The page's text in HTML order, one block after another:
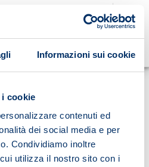
Informazioni sui cookie
cookie
contenuti ed
dei social media e per
Condividiamo inoltre
utilizza il nostro sito con i